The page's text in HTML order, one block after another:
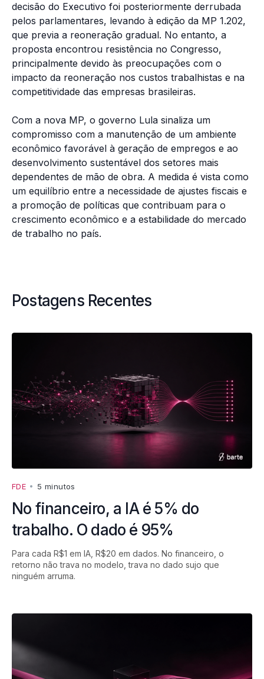
decisão do Executivo foi posteriormente derrubada
pelos parlamentares, levando à edição da MP 1.202,
que previa a reoneração gradual. No entanto, a
proposta encontrou resistência no Congresso,
principalmente devido às preocupações com o
impacto da reoneração nos custos trabalhistas e na
competitividade das empresas brasileiras.
Com a nova MP, o governo Lula sinaliza um
compromisso com a manutenção de um ambiente
econômico favorável à geração de empregos e ao
desenvolvimento sustentável dos setores mais
dependentes de mão de obra. A medida é vista como
um equilíbrio entre a necessidade de ajustes fiscais e
a promoção de políticas que contribuam para o
crescimento econômico e a estabilidade do mercado
de trabalho no país.
Postagens Recentes
FDE • 5 minutos
No financeiro, a IA é 5% do
trabalho. O dado é 95%
Para cada R$1 em IA, R$20 em dados. No financeiro, o
retorno não trava no modelo, trava no dado sujo que
ninguém arruma.